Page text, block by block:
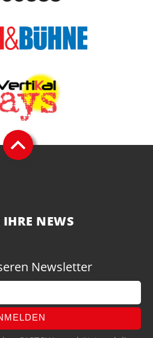
NEWS
Newsletter